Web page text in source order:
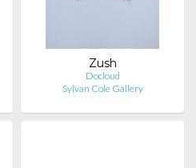
Zush
Docloud
Sylvan Cole Gallery